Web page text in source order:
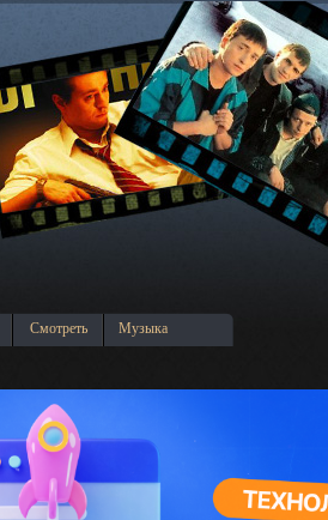
Смотреть Музыка